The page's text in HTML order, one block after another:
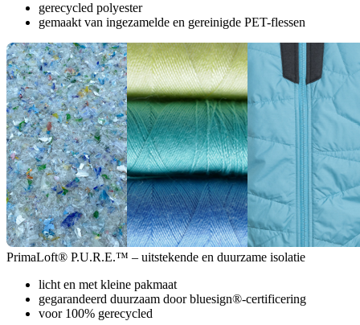
gerecycled polyester
gemaakt van ingezamelde en gereinigde PET-flessen
PrimaLoft® P.U.R.E.™ – uitstekende en duurzame isolatie
licht en met kleine pakmaat
gegarandeerd duurzaam door bluesign®-certificering
voor 100% gerecycled